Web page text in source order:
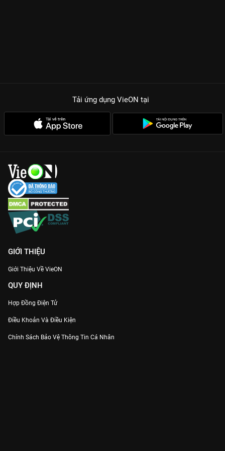
Tải ứng dụng VieON tại
GIỚI THIỆU
Giới Thiệu Về VieON
QUY ĐỊNH
Hợp Đồng Điện Tử
Điều Khoản Và Điều Kiện
Chính Sách Bảo Vệ Thông Tin Cá Nhân